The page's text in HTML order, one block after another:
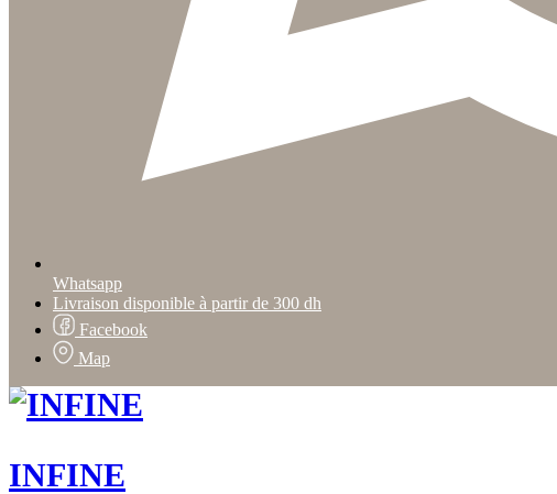
Whatsapp
Livraison disponible à partir de 300 dh
Facebook
Map
INFINE